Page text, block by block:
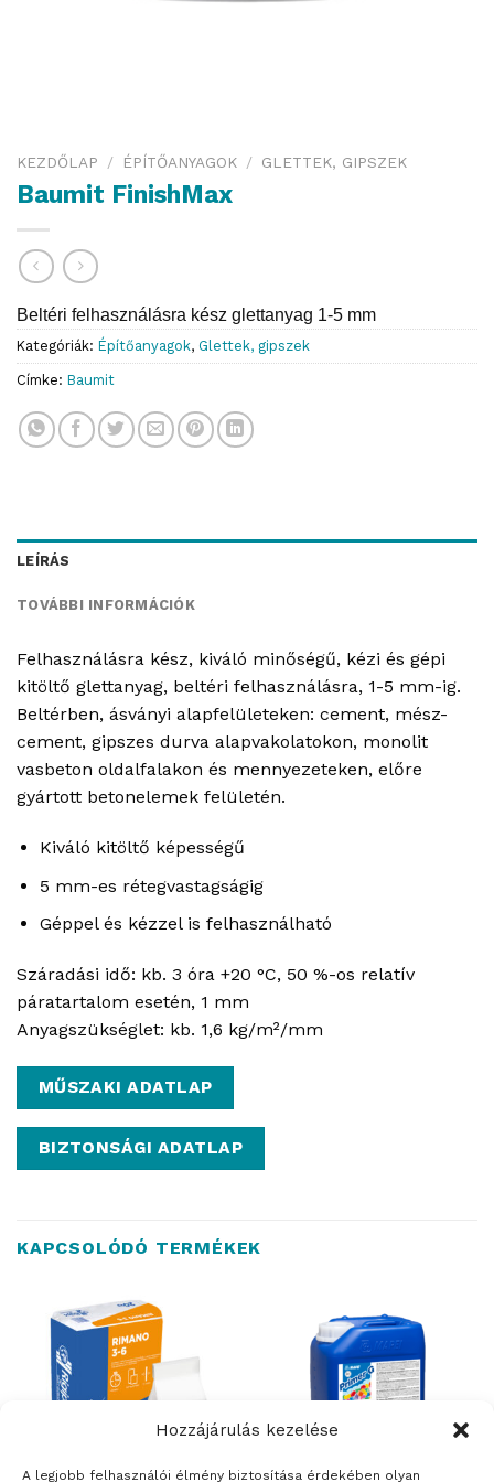
Hozzájárulás kezelése
A legjobb felhasználói élmény biztosítása érdekében olyan
KEZDŐLAP / ÉPÍTŐANYAGOK / GLETTEK, GIPSZEK
Baumit FinishMax
Beltéri felhasználásra kész glettanyag 1-5 mm
Kategóriák: Építőanyagok, Glettek, gipszek
Címke: Baumit
LEÍRÁS
TOVÁBBI INFORMÁCIÓK
Felhasználásra kész, kiváló minőségű, kézi és gépi
kitöltő glettanyag, beltéri felhasználásra, 1-5 mm-ig.
Beltérben, ásványi alapfelületeken: cement, mész-
cement, gipszes durva alapvakolatokon, monolit
vasbeton oldalfalakon és mennyezeteken, előre
gyártott betonelemek felületén.
Kiváló kitöltő képességű
5 mm-es rétegvastagságig
Géppel és kézzel is felhasználható
Száradási idő: kb. 3 óra +20 °C, 50 %-os relatív
páratartalom esetén, 1 mm
Anyagszükséglet: kb. 1,6 kg/m²/mm
MŰSZAKI ADATLAP
BIZTONSÁGI ADATLAP
KAPCSOLÓDÓ TERMÉKEK